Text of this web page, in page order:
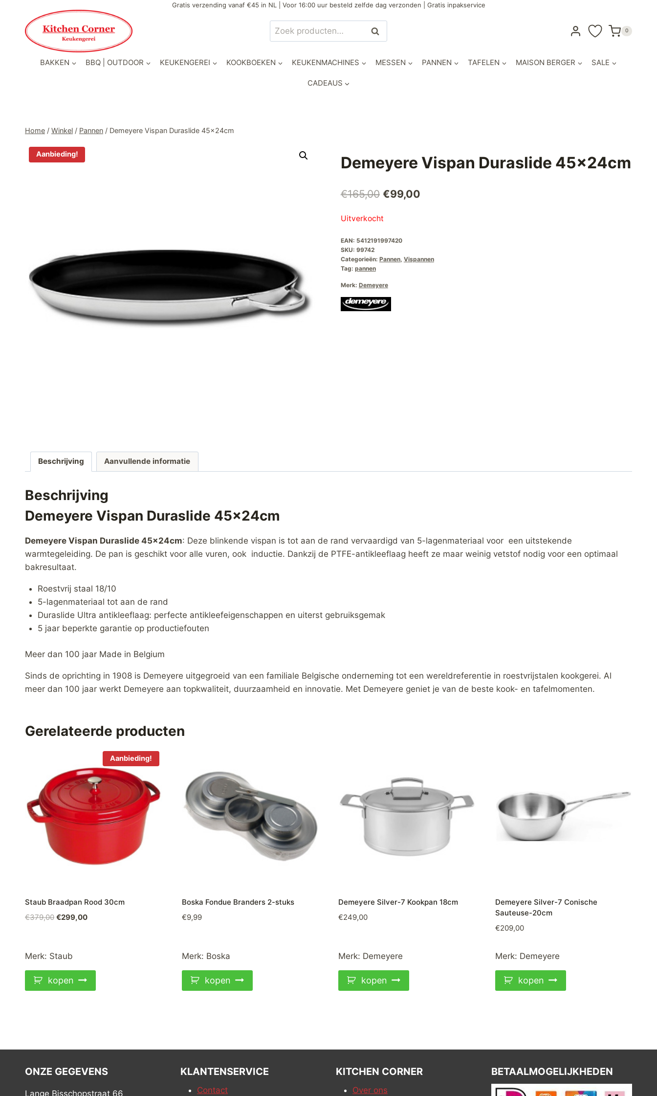
inhoud
Gratis verzending vanaf €45 in NL | Voor 16:00 uur besteld zelfde dag verzonden | Gratis inpakservice
Zoeken
naar:
Zoeken 0
BAKKEN BBQ | OUTDOOR KEUKENGEREI KOOKBOEKEN KEUKENMACHINES MESSEN PANNEN TAFELEN MAISON BERGER SALE
CADEAUS
Home / Winkel / Pannen / Demeyere Vispan Duraslide 45x24cm
Aanbieding! Demeyere Vispan Duraslide 45x24cm
€165,00 Oorspronkelijke
€165,00.
€99,00Huidige
Uitverkocht
EAN: 5412191997420
SKU: 99742
Categorieën: Pannen, Vispannen
Tag: pannen
Merk: Demeyere
Beschrijving Aanvullende informatie
Beschrijving
Demeyere Vispan Duraslide 45x24cm
Demeyere Vispan Duraslide 45x24cm: Deze blinkende vispan is tot aan de rand vervaardigd van 5-lagenmateriaal voor een uitstekende
warmtegeleiding. De pan is geschikt voor alle vuren, ook inductie. Dankzij de PTFE-antikleeflaag heeft ze maar weinig vetstof nodig voor een optimaal
bakresultaat.
Roestvrij staal 18/10
5-lagenmateriaal tot aan de rand
Duraslide Ultra antikleeflaag: perfecte antikleefeigenschappen en uiterst gebruiksgemak
5 jaar beperkte garantie op productiefouten
Meer dan 100 jaar Made in Belgium
Sinds de oprichting in 1908 is Demeyere uitgegroeid van een familiale Belgische onderneming tot een wereldreferentie in roestvrijstalen kookgerei. Al
meer dan 100 jaar werkt Demeyere aan topkwaliteit, duurzaamheid en innovatie. Met Demeyere geniet je van de beste kook- en tafelmomenten.
Gerelateerde producten
Aanbieding!
Staub Braadpan Rood 30cm
€379,00 Oorspronkelijke
€379,00.
€299,00Huidige
Merk: Staub
kopen
Boska Fondue Branders 2-stuks
€9,99
Merk: Boska
kopen
Demeyere Silver-7 Kookpan 18cm
€249,00
Merk: Demeyere
kopen
Demeyere Silver-7 Conische
Sauteuse-20cm
€209,00
Merk: Demeyere
kopen
ONZE GEGEVENS
Lange Bisschopstraat 66
KLANTENSERVICE
Contact
KITCHEN CORNER
Over ons
BETAALMOGELIJKHEDEN